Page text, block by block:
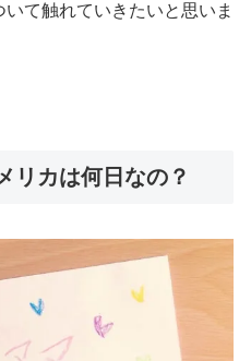
て触れていきたいと思いま
リカは何日なの？